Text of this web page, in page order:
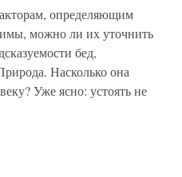
определяющим
можно ли их уточнить
бед,
Насколько она
Уже ясно: устоять не